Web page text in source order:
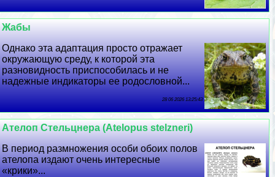
Жабы
Однако эта адаптация просто отражает
окружающую среду, к которой эта
разновидность приспособилась и не
надежные индикаторы ее родословной...
28 06 2026 13:25:43
Ателоп Стельцнера (Atelopus stelzneri)
В период размножения особи обоих полов
ателопа издают очень интересные
«крики»...